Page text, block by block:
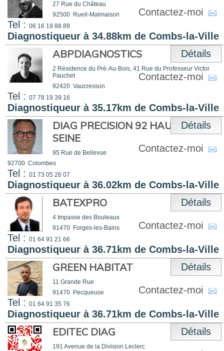
27 Rue du Château
92500 Rueil-Malmaison
Tel : 06 16 19 88 89
Diagnostiqueur à 34.88km de Combs-la-Ville
Contactez-moi
ABPDIAGNOSTICS
2 Résidence du Pré-Au-Bois, 41 Rue du Professeur Victor
Pauchet
92420 Vaucresson
Tel : 07 78 19 39 16
Diagnostiqueur à 35.17km de Combs-la-Ville
Détails
Contactez-moi
DIAG PRECISION 92 HAUTS-DE-
SEINE
95 Rue de Bellevue
92700 Colombes
Tel : 01 73 05 26 07
Diagnostiqueur à 36.02km de Combs-la-Ville
Détails
Contactez-moi
BATEXPRO
4 Impasse des Bouleaux
91470 Forges-les-Bains
Tel : 01 64 91 21 66
Diagnostiqueur à 36.71km de Combs-la-Ville
Détails
Contactez-moi
GREEN HABITAT
11 Grande Rue
91470 Pecqueuse
Tel : 01 64 91 35 76
Diagnostiqueur à 36.71km de Combs-la-Ville
Détails
Contactez-moi
EDITEC DIAG
191 Avenue de la Division Leclerc
Détails